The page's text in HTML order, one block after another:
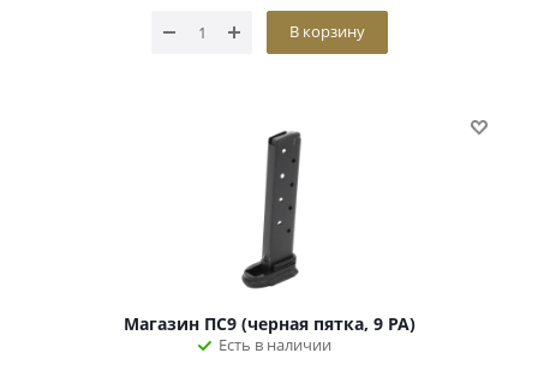
В корзину
Магазин ПС9 (черная пятка, 9 РА)
Есть в наличии